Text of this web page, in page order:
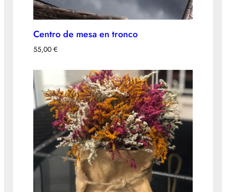
Centro de mesa en tronco
55,00 €